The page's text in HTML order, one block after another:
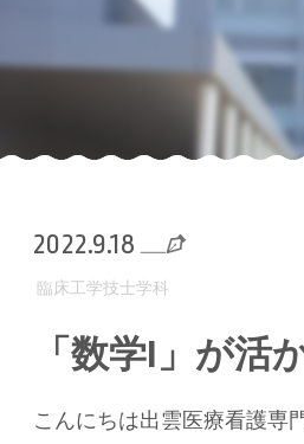
2022.9.18
臨床工学技士学科
「数学Ⅰ」が
こんにちは出雲医療看護専